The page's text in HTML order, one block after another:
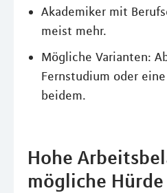
Akademiker mit
meist mehr.
Mögliche Varianten:
Fernstudium oder
beidem.
Hohe
mögliche Hürde